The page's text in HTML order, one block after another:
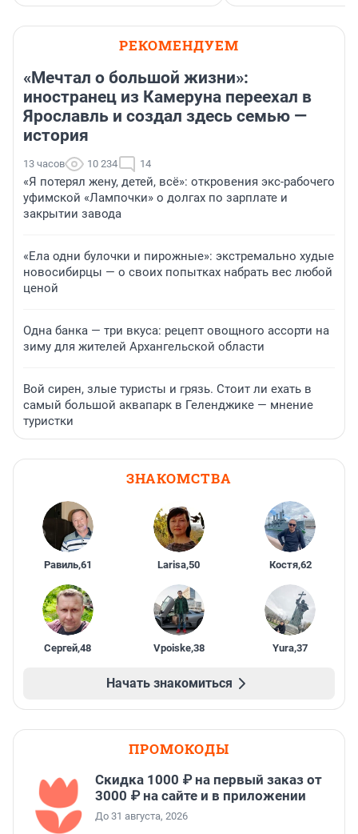
РЕКОМЕНДУЕМ
«Мечтал о большой жизни»:
иностранец из Камеруна переехал в
Ярославль и создал здесь семью —
история
13 часов 10 234 14
«Я потерял жену, детей, всё»: откровения экс-рабочего
уфимской «Лампочки» о долгах по зарплате и
закрытии завода
«Ела одни булочки и пирожные»: экстремально худые
новосибирцы — о своих попытках набрать вес любой
ценой
Одна банка — три вкуса: рецепт овощного ассорти на
зиму для жителей Архангельской области
Вой сирен, злые туристы и грязь. Стоит ли ехать в
самый большой аквапарк в Геленджике — мнение
туристки
ЗНАКОМСТВА
Равиль,61 Larisa,50 Костя,62
Сергей,48 Vpoiske,38 Yura,37
Начать знакомиться
ПРОМОКОДЫ
Скидка 1000 ₽ на первый заказ от
3000 ₽ на сайте и в приложении
До 31 августа, 2026